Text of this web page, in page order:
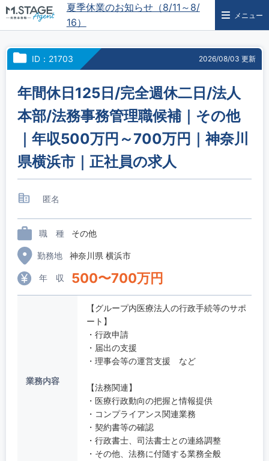
夏季休業のお知らせ（8/11～8/
16）
メニュー
ID：21703 2026/08/03 更新
年間休日125日/完全週休二日/法人
本部/法務事務管理職候補｜その他
｜年収500万円～700万円｜神奈川
県横浜市｜正社員の求人
匿名
職 種 その他
勤務地 神奈川県 横浜市
年 収 500〜700万円
業務内容
【グループ内医療法人の行政手続等のサポ
ート】
・行政申請
・届出の支援
・理事会等の運営支援 など
【法務関連】
・医療行政動向の把握と情報提供
・コンプライアンス関連業務
・契約書等の確認
・行政書士、司法書士との連絡調整
・その他、法務に付随する業務全般